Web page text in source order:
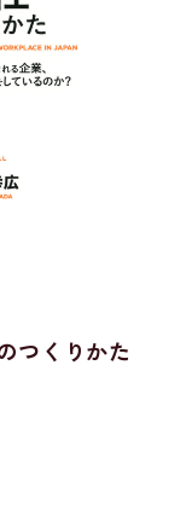
つくりかた